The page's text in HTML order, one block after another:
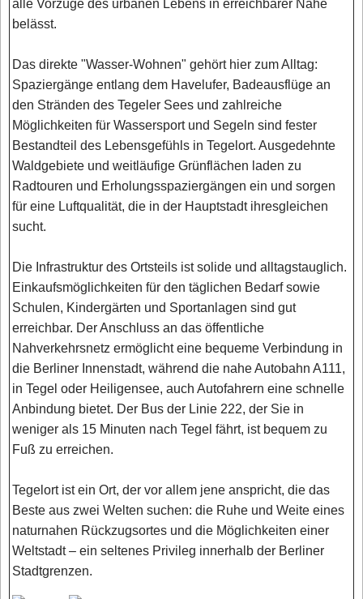
belässt.
Das direkte "Wasser-Wohnen" gehört hier zum Alltag:
Spaziergänge entlang dem Havelufer, Badeausflüge an
den Stränden des Tegeler Sees und zahlreiche
Möglichkeiten für Wassersport und Segeln sind fester
Bestandteil des Lebensgefühls in Tegelort. Ausgedehnte
Waldgebiete und weitläufige Grünflächen laden zu
Radtouren und Erholungsspaziergängen ein und sorgen
für eine Luftqualität, die in der Hauptstadt ihresgleichen
sucht.
Die Infrastruktur des Ortsteils ist solide und alltagstauglich.
Einkaufsmöglichkeiten für den täglichen Bedarf sowie
Schulen, Kindergärten und Sportanlagen sind gut
erreichbar. Der Anschluss an das öffentliche
Nahverkehrsnetz ermöglicht eine bequeme Verbindung in
die Berliner Innenstadt, während die nahe Autobahn A111,
in Tegel oder Heiligensee, auch Autofahrern eine schnelle
Anbindung bietet. Der Bus der Linie 222, der Sie in
weniger als 15 Minuten nach Tegel fährt, ist bequem zu
Fuß zu erreichen.
Tegelort ist ein Ort, der vor allem jene anspricht, die das
Beste aus zwei Welten suchen: die Ruhe und Weite eines
naturnahen Rückzugsortes und die Möglichkeiten einer
Weltstadt – ein seltenes Privileg innerhalb der Berliner
Stadtgrenzen.